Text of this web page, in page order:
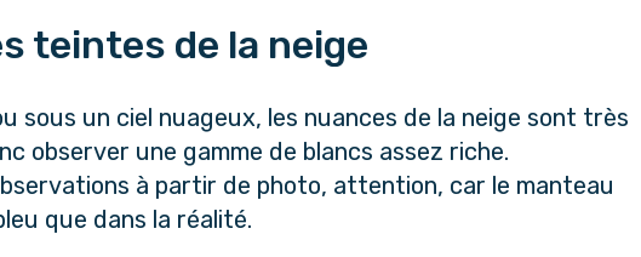
teintes de la neige
sous un ciel nuageux, les nuances de la neige sont très
observer une gamme de blancs assez riche.
à partir de photo, attention, car le manteau
que dans la réalité.